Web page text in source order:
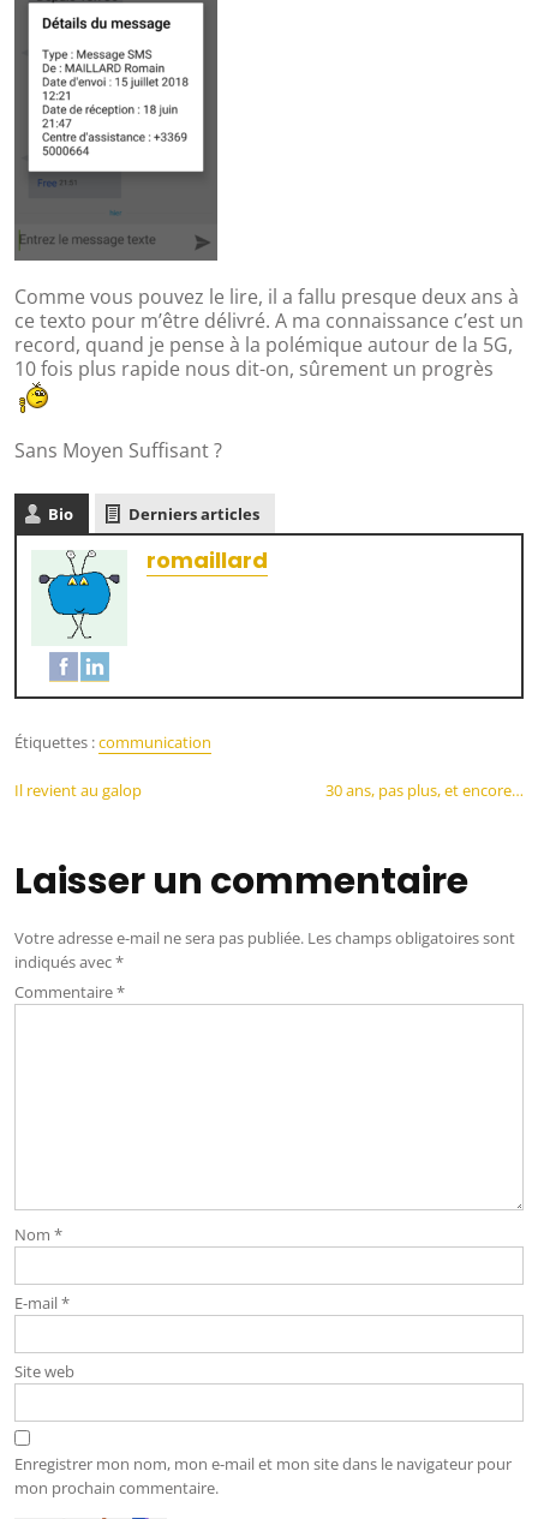
Comme vous pouvez le lire, il a fallu presque deux ans à
ce texto pour m’être délivré. A ma connaissance c’est un
record, quand je pense à la polémique autour de la 5G,
10 fois plus rapide nous dit-on, sûrement un progrès
Sans Moyen Suffisant ?
Bio Derniers articles
romaillard
Étiquettes :communication
Il revient au galop 30 ans, pas plus, et encore…
Laisser un commentaire
Votre adresse e-mail ne sera pas publiée. Les champs obligatoires sont
indiqués avec*
Commentaire*
Nom *
E-mail*
Site web
Enregistrer mon nom, mon e-mail et mon site dans le navigateur pour
mon prochain commentaire.